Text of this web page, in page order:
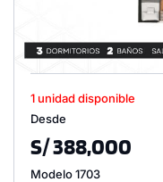
1 unidad disponible
Desde
S/ 388,000
Modelo 1703